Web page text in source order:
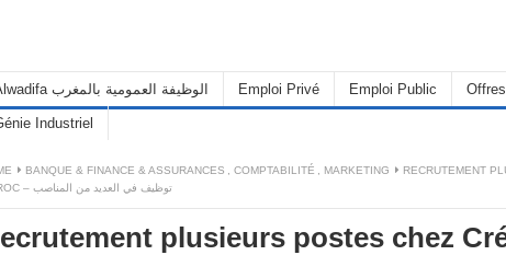
Alwadifa الوظيفة العمومية بالمغرب Emploi Privé Emploi Public
Industriel
BANQUE & FINANCE & ASSURANCES COMPTABILITÉ MARKETING
RECRUTEMENT
MAROC – توظيف في العديد من المناصب
plusieurs postes chez